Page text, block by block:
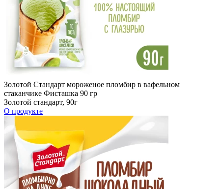
Золотой Стандарт мороженое пломбир в вафельном
стаканчике Фисташка 90 гр
Золотой стандарт, 90г
О продукте